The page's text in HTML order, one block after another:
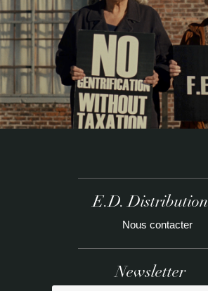
E.D. Distribution
Nous contacter
Newsletter